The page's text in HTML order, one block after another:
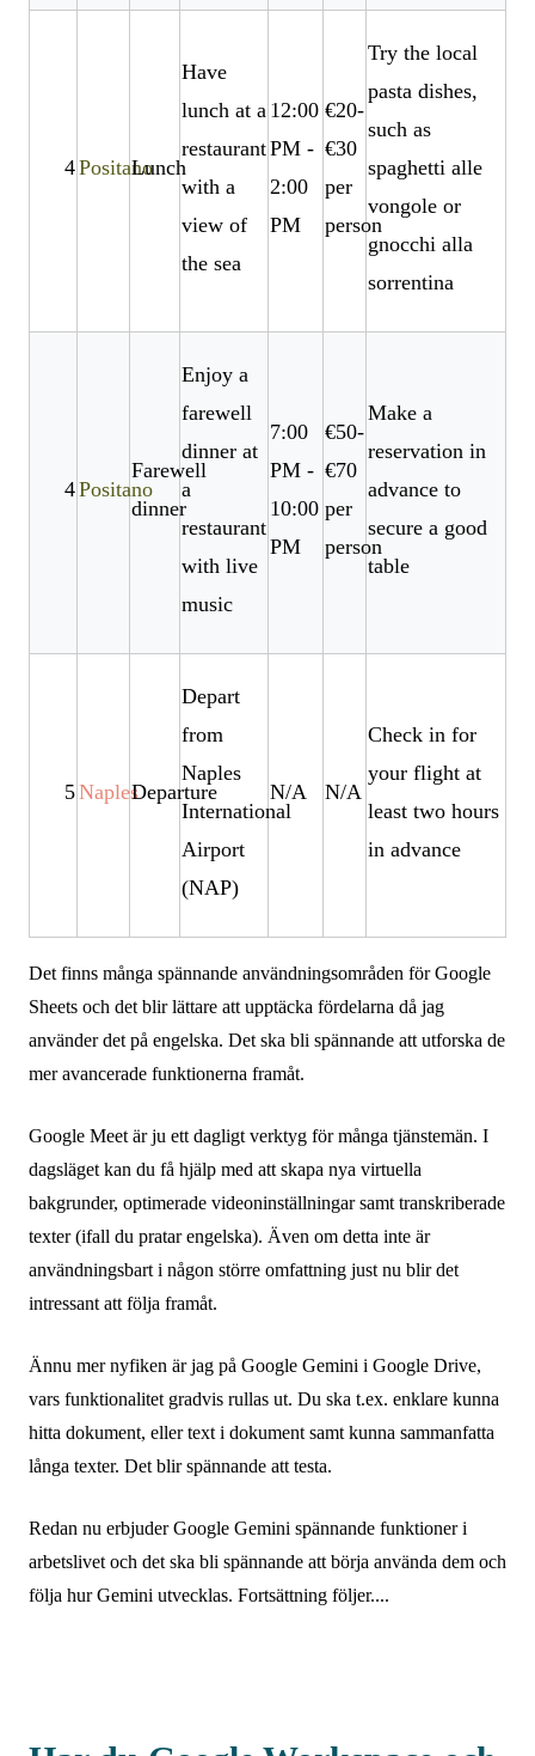
4PositanoLunch
Have
lunch at a
restaurant
with a
view of
the sea
12:00
PM -
2:00
PM
€20-
€30
per
person
Try the local
pasta dishes,
such as
spaghetti alle
vongole or
gnocchi alla
sorrentina
4Positano
Farewell
dinner
Enjoy a
farewell
dinner at
a
restaurant
with live
music
7:00
PM -
10:00
PM
€50-
€70
per
person
Make a
reservation in
advance to
secure a good
table
5NaplesDeparture
Depart
from
Naples
International
Airport
(NAP)
N/A N/A
Check in for
your flight at
least two hours
in advance
Det finns många spännande användningsområden för Google
Sheets och det blir lättare att upptäcka fördelarna då jag
använder det på engelska. Det ska bli spännande att utforska de
mer avancerade funktionerna framåt.
Google Meet är ju ett dagligt verktyg för många tjänstemän. I
dagsläget kan du få hjälp med att skapa nya virtuella
bakgrunder, optimerade videoninställningar samt transkriberade
texter (ifall du pratar engelska). Även om detta inte är
användningsbart i någon större omfattning just nu blir det
intressant att följa framåt.
Ännu mer nyfiken är jag på Google Gemini i Google Drive,
vars funktionalitet gradvis rullas ut. Du ska t.ex. enklare kunna
hitta dokument, eller text i dokument samt kunna sammanfatta
långa texter. Det blir spännande att testa.
Redan nu erbjuder Google Gemini spännande funktioner i
arbetslivet och det ska bli spännande att börja använda dem och
följa hur Gemini utvecklas. Fortsättning följer....